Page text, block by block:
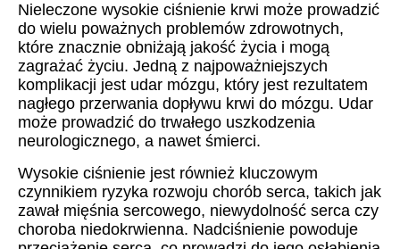
Nieleczone wysokie ciśnienie krwi może prowadzić
do wielu poważnych problemów zdrowotnych,
które znacznie obniżają jakość życia i mogą
zagrażać życiu. Jedną z najpoważniejszych
komplikacji jest udar mózgu, który jest rezultatem
nagłego przerwania dopływu krwi do mózgu. Udar
może prowadzić do trwałego uszkodzenia
neurologicznego, a nawet śmierci.
Wysokie ciśnienie jest również kluczowym
czynnikiem ryzyka rozwoju chorób serca, takich jak
zawał mięśnia sercowego, niewydolność serca czy
choroba niedokrwienna. Nadciśnienie powoduje